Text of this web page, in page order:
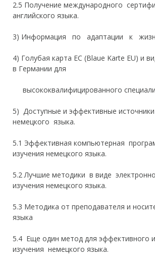
2.5 Получение международного
английского языка.
3) Информация по адаптации к
4) Голубая карта ЕС (Blaue Karte EU) и
в Германии для
высококвалифицированного
5) Доступные и эффективные
немецкого языка.
5.1 Эффективная компьютерная
изучения немецкого языка.
5.2 Лучшие методики в виде
изучения немецкого языка.
5.3 Методика от преподавателя и
языка
5.4 Еще один метод для эффективного
изучения немецкого языка.